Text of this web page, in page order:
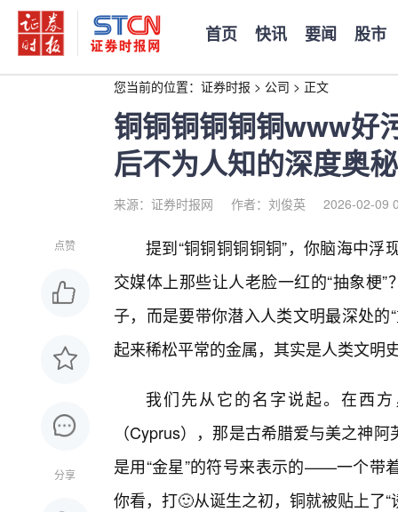
首页 快讯 要闻 股市
您当前的位置： 证券时报 > 公司 > 正文
铜铜铜铜铜铜www好
后不为人知的深度奥秘
来源：证券时报网 作者：刘俊英 2026-02-09
点赞
分享
提到“铜铜铜铜铜铜”，你脑海中
交媒体上那些让人老脸一红的“抽象梗
子，而是要带你潜入人类文明最深处
起来稀松平常的金属，其实是人类文明
我们先从它的名字说起。在西方
（Cyprus），那是古希腊爱与美之神
是用“金星”的符号来表示的——一个带
你看，打🙂从诞生之初，铜就被贴上了“